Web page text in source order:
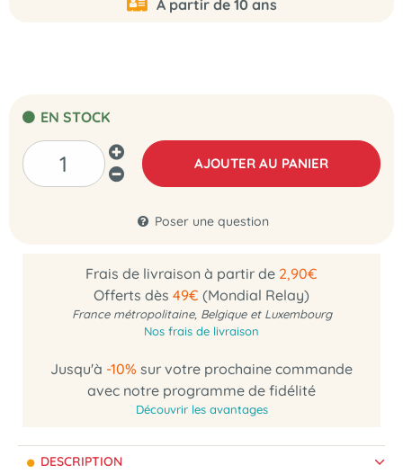
À partir de 10 ans
EN STOCK
AJOUTER AU PANIER
Poser une question
Frais de livraison à partir de 2,90€
Offerts dès 49€ (Mondial Relay)
France métropolitaine, Belgique et Luxembourg
Nos frais de livraison
Jusqu'à -10% sur votre prochaine commande
avec notre programme de fidélité
Découvrir les avantages
DESCRIPTION